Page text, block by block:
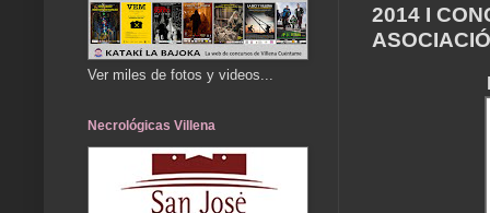
2014 I
Ver miles de fotos y videos...
Necrológicas Villena